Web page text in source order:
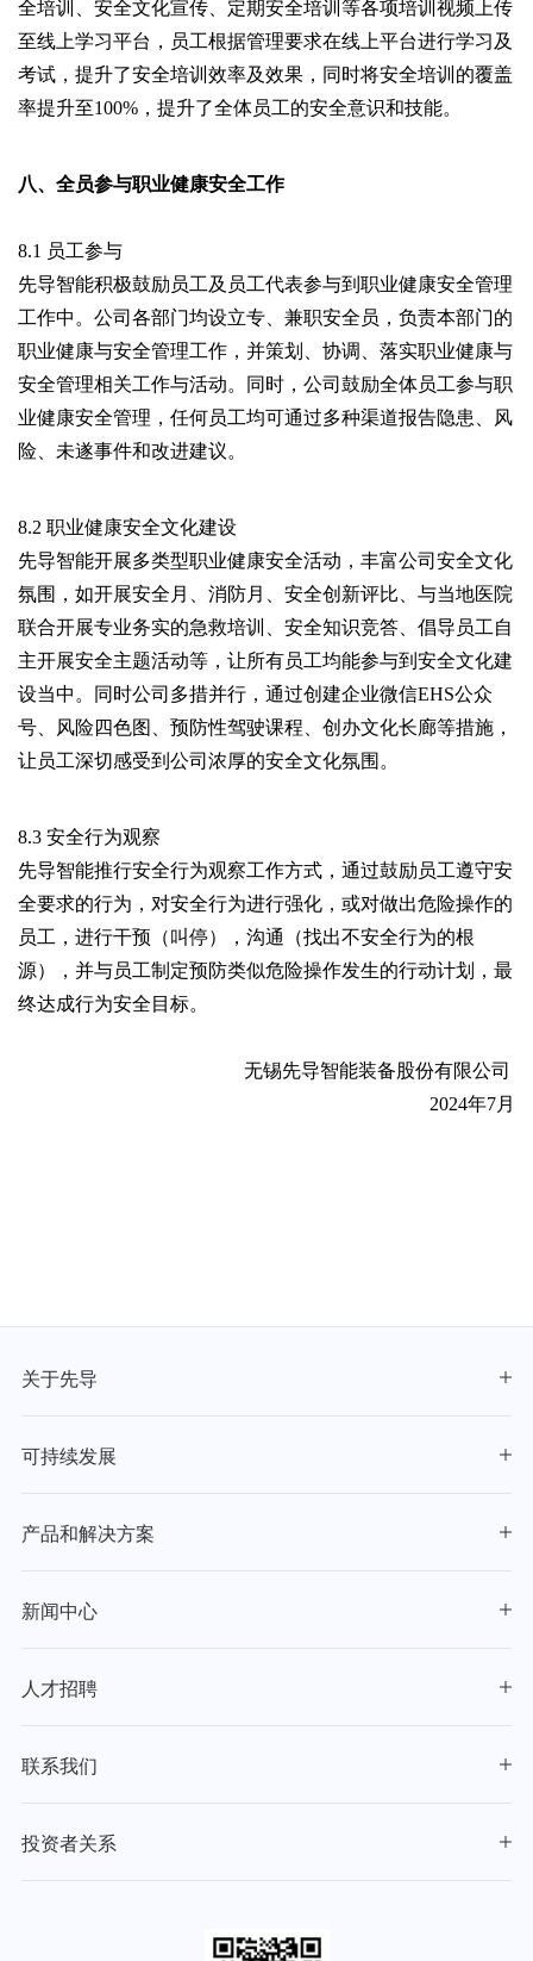
全培训、安全文化宣传、定期安全培训等各项培训视频上传
至线上学习平台，员工根据管理要求在线上平台进行学习及
考试，提升了安全培训效率及效果，同时将安全培训的覆盖
率提升至100%，提升了全体员工的安全意识和技能。
八、全员参与职业健康安全工作
8.1 员工参与
先导智能积极鼓励员工及员工代表参与到职业健康安全管理
工作中。公司各部门均设立专、兼职安全员，负责本部门的
职业健康与安全管理工作，并策划、协调、落实职业健康与
安全管理相关工作与活动。同时，公司鼓励全体员工参与职
业健康安全管理，任何员工均可通过多种渠道报告隐患、风
险、未遂事件和改进建议。
8.2 职业健康安全文化建设
先导智能开展多类型职业健康安全活动，丰富公司安全文化
氛围，如开展安全月、消防月、安全创新评比、与当地医院
联合开展专业务实的急救培训、安全知识竞答、倡导员工自
主开展安全主题活动等，让所有员工均能参与到安全文化建
设当中。同时公司多措并行，通过创建企业微信EHS公众
号、风险四色图、预防性驾驶课程、创办文化长廊等措施，
让员工深切感受到公司浓厚的安全文化氛围。
8.3 安全行为观察
先导智能推行安全行为观察工作方式，通过鼓励员工遵守安
全要求的行为，对安全行为进行强化，或对做出危险操作的
员工，进行干预 （叫停）
，沟通（找出不安全行为的根
源），并与员工制定预防类似危险操作发生的行动计划，最
终达成行为安全目标。
无锡先导智能装备股份有限公司
2024年7月
关于先导
可持续发展
产品和解决方案
新闻中心
人才招聘
联系我们
投资者关系